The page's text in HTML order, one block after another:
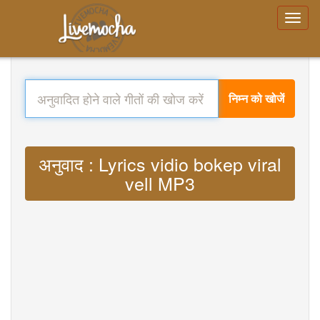
निम्न को खोजें
अनुवाद : Lyrics vidio bokep viral
vell MP3